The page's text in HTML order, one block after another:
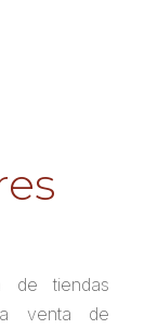
de tiendas
venta de